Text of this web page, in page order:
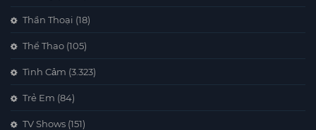
Thần Thoại (18)
Thể Thao (105)
Tình Cảm (3.323)
Trẻ Em (84)
TV Shows (151)